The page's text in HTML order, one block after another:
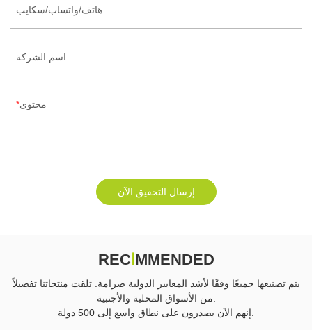
هاتف/واتساب/سكايب
اسم الشركة
محتوى
إرسال التحقيق الآن
REC MMENDED
يتم تصنيعها جميعًا وفقًا لأشد المعايير الدولية صرامة. تلقت منتجاتنا تفضيلاً